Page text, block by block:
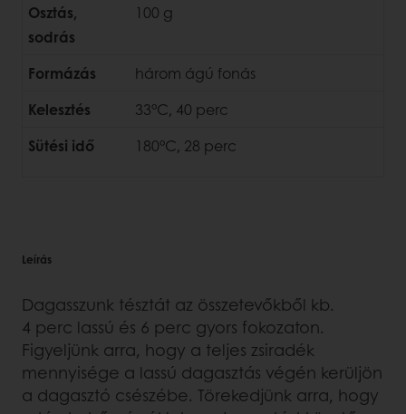
Osztás,
sodrás
100 g
Formázás
három ágú fonás
Kelesztés
33°C, 40 perc
Sütési idő
180°C, 28 perc
Leírás
Dagasszunk tésztát az összetevőkből kb.
4 perc lassú és 6 perc gyors fokozaton.
Figyeljünk arra, hogy a teljes zsiradék
mennyisége a lassú dagasztás végén kerüljön
a dagasztó csészébe. Törekedjünk arra, hogy